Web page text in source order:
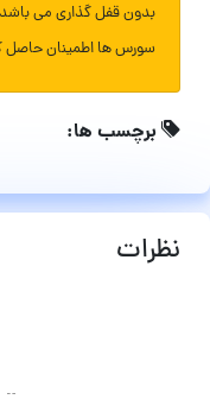
بدون قفل گذاری می
سورس ها اطمینان حاصل
برچسب ها:
نظرات